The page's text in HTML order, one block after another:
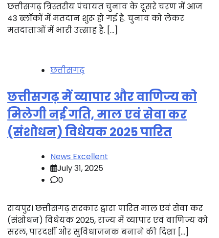
छत्तीसगढ़ त्रिस्तरीय पंचायत चुनाव के दूसरे चरण में आज
43 ब्लॉकों में मतदान शुरू हो गई है. चुनाव को लेकर
मतदाताओं में भारी उत्साह है. […]
छत्तीसगढ़
छत्तीसगढ़ में व्यापार और वाणिज्य को
मिलेगी नई गति, माल एवं सेवा कर
(संशोधन) विधेयक 2025 पारित
News Excellent
July 31, 2025
0
रायपुर। छत्तीसगढ़ सरकार द्वारा पारित माल एवं सेवा कर
(संशोधन) विधेयक 2025, राज्य में व्यापार एवं वाणिज्य को
सरल, पारदर्शी और सुविधाजनक बनाने की दिशा […]